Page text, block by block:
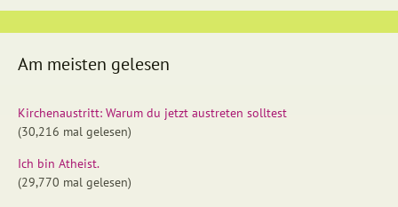
Am meisten gelesen
Kirchenaustritt: Warum du jetzt austreten solltest
(30,216 mal gelesen)
Ich bin Atheist.
(29,770 mal gelesen)